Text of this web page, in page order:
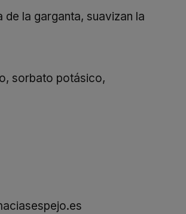
la garganta, suavizan la
sorbato potásico,